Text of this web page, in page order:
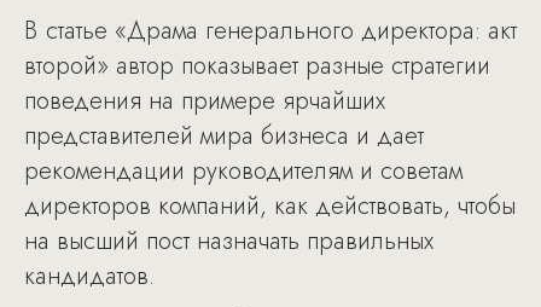
В статье «Драма генерального директора: акт
второй» автор показывает разные стратегии
поведения на примере ярчайших
представителей мира бизнеса и дает
рекомендации руководителям и советам
директоров компаний, как действовать, чтобы
на высший пост назначать правильных
кандидатов.